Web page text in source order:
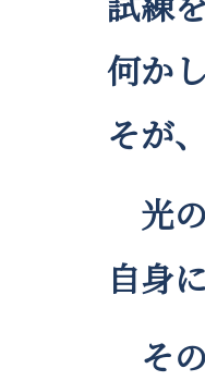
何か
そが
光
自身
そ